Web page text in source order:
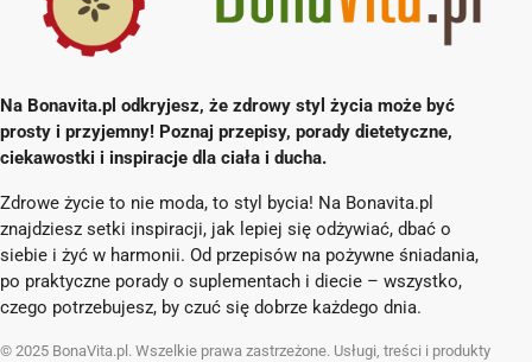
Na Bonavita.pl odkryjesz, że zdrowy styl życia może być
prosty i przyjemny! Poznaj przepisy, porady dietetyczne,
ciekawostki i inspiracje dla ciała i ducha.
Zdrowe życie to nie moda, to styl bycia! Na Bonavita.pl
znajdziesz setki inspiracji, jak lepiej się odżywiać, dbać o
siebie i żyć w harmonii. Od przepisów na pożywne śniadania,
po praktyczne porady o suplementach i diecie – wszystko,
czego potrzebujesz, by czuć się dobrze każdego dnia.
© 2025 BonaVita.pl. Wszelkie prawa zastrzeżone. Usługi, treści i produkty